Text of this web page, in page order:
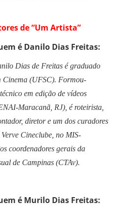
de “Um Artista”
é Danilo Dias Freitas:
Dias de Freitas é graduado
Cinema (UFSC). Formou-
em edição de vídeos
Maracanã, RJ), é roteirista,
diretor e um dos curadores
Cineclube, no MIS-
coordenadores gerais da
de Campinas (CTAv).
é Murilo Dias Freitas: